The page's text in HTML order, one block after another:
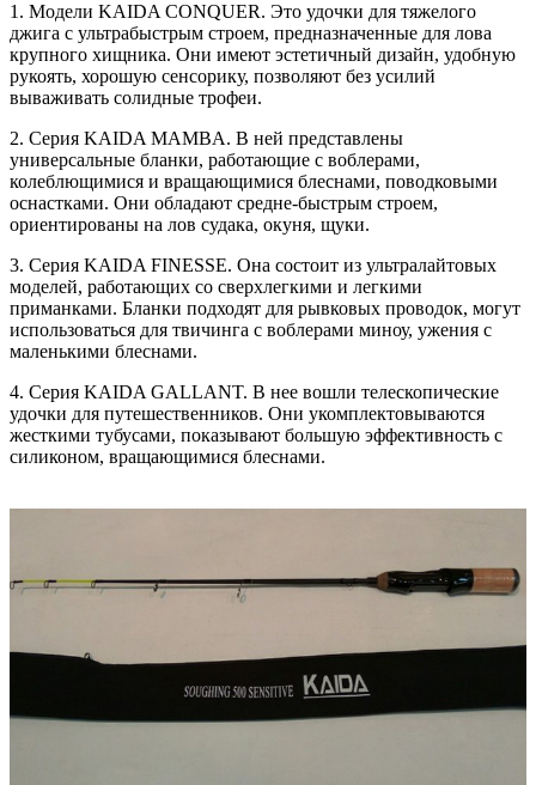
1. Модели KAIDA CONQUER. Это удочки для тяжелого
джига с ультрабыстрым строем, предназначенные для лова
крупного хищника. Они имеют эстетичный дизайн, удобную
рукоять, хорошую сенсорику, позволяют без усилий
вываживать солидные трофеи.
2. Серия KAIDA MAMBA. В ней представлены
универсальные бланки, работающие с воблерами,
колеблющимися и вращающимися блеснами, поводковыми
оснастками. Они обладают средне-быстрым строем,
ориентированы на лов судака, окуня, щуки.
3. Серия KAIDA FINESSE. Она состоит из ультралайтовых
моделей, работающих со сверхлегкими и легкими
приманками. Бланки подходят для рывковых проводок, могут
использоваться для твичинга с воблерами миноу, ужения с
маленькими блеснами.
4. Серия KAIDA GALLANT. В нее вошли телескопические
удочки для путешественников. Они укомплектовываются
жесткими тубусами, показывают большую эффективность с
силиконом, вращающимися блеснами.